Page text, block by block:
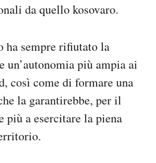
da quello kosovaro.
ha sempre rifiutato la
un’autonomia più ampia ai
così come di formare una
la garantirebbe, per il
a esercitare la piena